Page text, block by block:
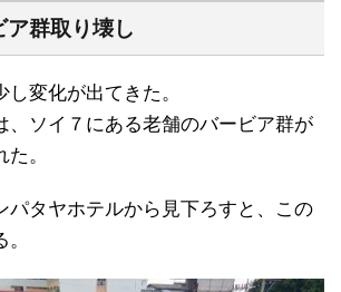
ア群取り壊し
変化が出てきた。
、ソイ７にある老舗のバービア群が
。
パタヤホテルから見下ろすと、この